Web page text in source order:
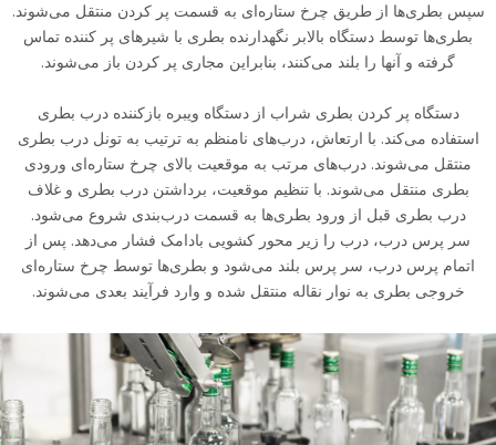
سپس بطری‌ها از طریق چرخ ستاره‌ای به قسمت پر کردن منتقل می‌شوند.
بطری‌ها توسط دستگاه بالابر نگهدارنده بطری با شیرهای پر کننده تماس
گرفته و آنها را بلند می‌کنند، بنابراین مجاری پر کردن باز می‌شوند.
دستگاه پر کردن بطری شراب از دستگاه ویبره بازکننده درب بطری
استفاده می‌کند. با ارتعاش، درب‌های نامنظم به ترتیب به تونل درب بطری
منتقل می‌شوند. درب‌های مرتب به موقعیت بالای چرخ ستاره‌ای ورودی
بطری منتقل می‌شوند. با تنظیم موقعیت، برداشتن درب بطری و غلاف
درب بطری قبل از ورود بطری‌ها به قسمت درب‌بندی شروع می‌شود.
سر پرس درب، درب را زیر محور کشویی بادامک فشار می‌دهد. پس از
اتمام پرس درب، سر پرس بلند می‌شود و بطری‌ها توسط چرخ ستاره‌ای
خروجی بطری به نوار نقاله منتقل شده و وارد فرآیند بعدی می‌شوند.